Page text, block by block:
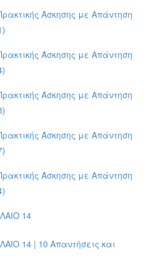
Άσκησης με Απάντηση
Άσκησης με Απάντηση
Άσκησης με Απάντηση
Άσκησης με Απάντηση
Άσκησης με Απάντηση
14
14 | 10 Απαντήσεις και